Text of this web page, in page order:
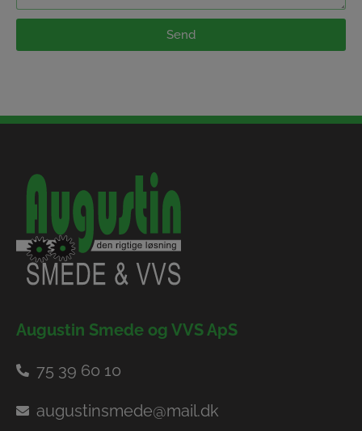
Send
Augustin Smede og VVS ApS
75 39 60 10
augustinsmede@mail.dk